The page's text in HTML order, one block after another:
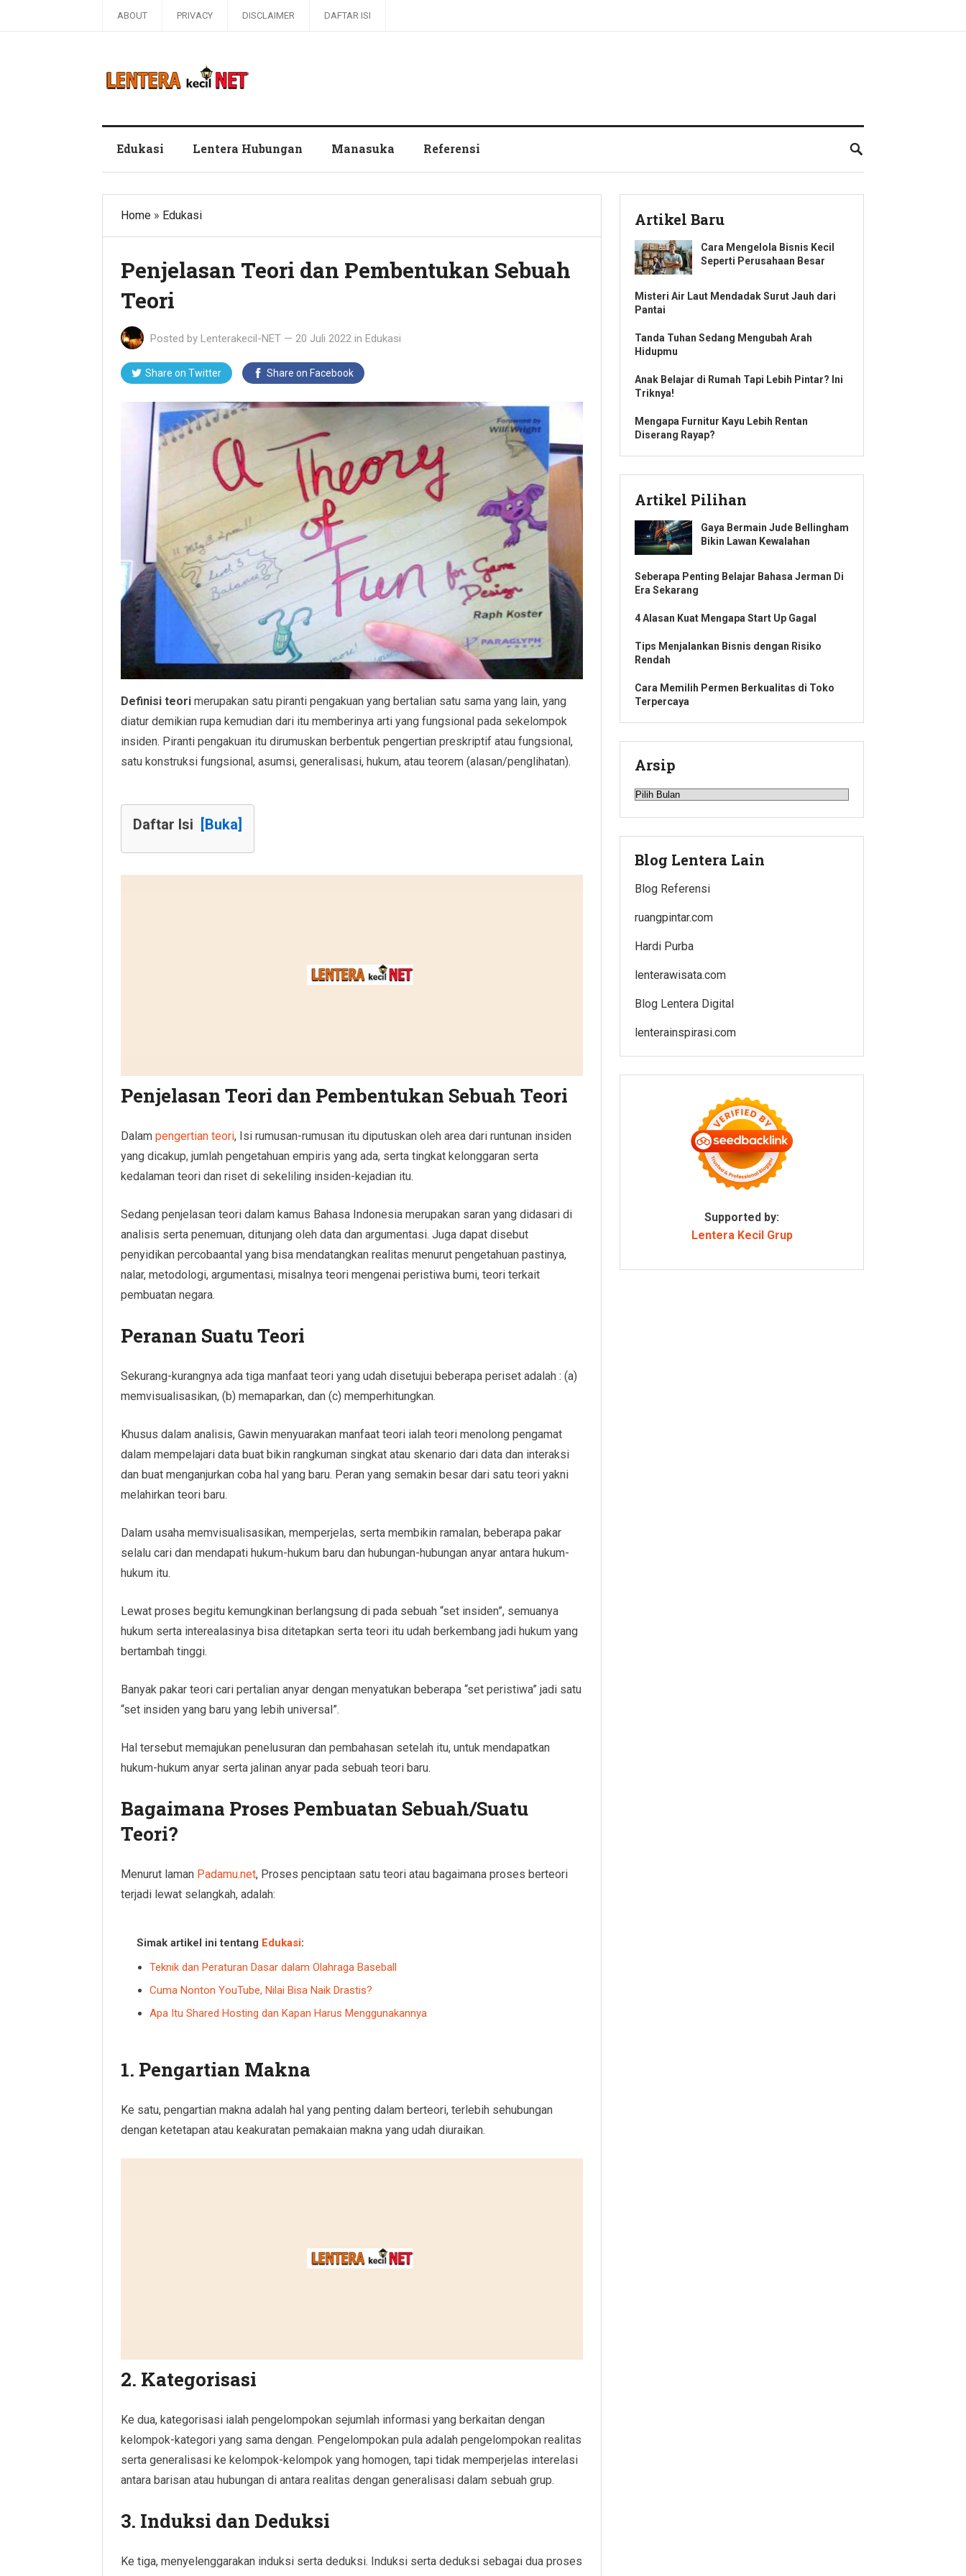
ABOUT PRIVACY DISCLAIMER DAFTAR ISI
Edukasi Lentera Hubungan Manasuka Referensi
Home » Edukasi
Penjelasan Teori dan Pembentukan Sebuah
Teori
Posted by Lenterakecil-NET — 20 Juli 2022 in Edukasi
Share on Twitter Share on Facebook
Definisi teori merupakan satu piranti pengakuan yang bertalian satu sama yang lain, yang
diatur demikian rupa kemudian dari itu memberinya arti yang fungsional pada sekelompok
insiden. Piranti pengakuan itu dirumuskan berbentuk pengertian preskriptif atau fungsional,
satu konstruksi fungsional, asumsi, generalisasi, hukum, atau teorem (alasan/penglihatan).
Daftar Isi [Buka]
Penjelasan Teori dan Pembentukan Sebuah Teori
Dalam pengertian teori, Isi rumusan-rumusan itu diputuskan oleh area dari runtunan insiden
yang dicakup, jumlah pengetahuan empiris yang ada, serta tingkat kelonggaran serta
kedalaman teori dan riset di sekeliling insiden-kejadian itu.
Sedang penjelasan teori dalam kamus Bahasa Indonesia merupakan saran yang didasari di
analisis serta penemuan, ditunjang oleh data dan argumentasi. Juga dapat disebut
penyidikan percobaantal yang bisa mendatangkan realitas menurut pengetahuan pastinya,
nalar, metodologi, argumentasi, misalnya teori mengenai peristiwa bumi, teori terkait
pembuatan negara.
Peranan Suatu Teori
Sekurang-kurangnya ada tiga manfaat teori yang udah disetujui beberapa periset adalah : (a)
memvisualisasikan, (b) memaparkan, dan (c) memperhitungkan.
Khusus dalam analisis, Gawin menyuarakan manfaat teori ialah teori menolong pengamat
dalam mempelajari data buat bikin rangkuman singkat atau skenario dari data dan interaksi
dan buat menganjurkan coba hal yang baru. Peran yang semakin besar dari satu teori yakni
melahirkan teori baru.
Dalam usaha memvisualisasikan, memperjelas, serta membikin ramalan, beberapa pakar
selalu cari dan mendapati hukum-hukum baru dan hubungan-hubungan anyar antara hukum-
hukum itu.
Lewat proses begitu kemungkinan berlangsung di pada sebuah “set insiden”, semuanya
hukum serta interealasinya bisa ditetapkan serta teori itu udah berkembang jadi hukum yang
bertambah tinggi.
Banyak pakar teori cari pertalian anyar dengan menyatukan beberapa “set peristiwa” jadi satu
“set insiden yang baru yang lebih universal”.
Hal tersebut memajukan penelusuran dan pembahasan setelah itu, untuk mendapatkan
hukum-hukum anyar serta jalinan anyar pada sebuah teori baru.
Bagaimana Proses Pembuatan Sebuah/Suatu
Teori?
Menurut laman Padamu.net, Proses penciptaan satu teori atau bagaimana proses berteori
terjadi lewat selangkah, adalah:
Simak artikel ini tentang Edukasi:
Teknik dan Peraturan Dasar dalam Olahraga Baseball
Cuma Nonton YouTube, Nilai Bisa Naik Drastis?
Apa Itu Shared Hosting dan Kapan Harus Menggunakannya
1. Pengartian Makna
Ke satu, pengartian makna adalah hal yang penting dalam berteori, terlebih sehubungan
dengan ketetapan atau keakuratan pemakaian makna yang udah diuraikan.
2. Kategorisasi
Ke dua, kategorisasi ialah pengelompokan sejumlah informasi yang berkaitan dengan
kelompok-kategori yang sama dengan. Pengelompokan pula adalah pengelompokan realitas
serta generalisasi ke kelompok-kelompok yang homogen, tapi tidak memperjelas interelasi
antara barisan atau hubungan di antara realitas dengan generalisasi dalam sebuah grup.
3. Induksi dan Deduksi
Ke tiga, menyelenggarakan induksi serta deduksi. Induksi serta deduksi sebagai dua proses
Artikel Baru
Cara Mengelola Bisnis Kecil
Seperti Perusahaan Besar
Misteri Air Laut Mendadak Surut Jauh dari
Pantai
Tanda Tuhan Sedang Mengubah Arah
Hidupmu
Anak Belajar di Rumah Tapi Lebih Pintar? Ini
Triknya!
Mengapa Furnitur Kayu Lebih Rentan
Diserang Rayap?
Artikel Pilihan
Gaya Bermain Jude Bellingham
Bikin Lawan Kewalahan
Seberapa Penting Belajar Bahasa Jerman Di
Era Sekarang
4 Alasan Kuat Mengapa Start Up Gagal
Tips Menjalankan Bisnis dengan Risiko
Rendah
Cara Memilih Permen Berkualitas di Toko
Terpercaya
Arsip
Arsip
Blog Lentera Lain
Blog Referensi
ruangpintar.com
Hardi Purba
lenterawisata.com
Blog Lentera Digital
lenterainspirasi.com
Supported by:
Lentera Kecil Grup